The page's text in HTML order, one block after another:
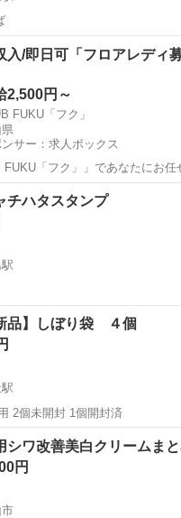
道駅 家庭用品
入/即日可「フロアレディ
2,500円～
FUKU「フク」
ンサー：求人ボックス
FUKU「フク」」であなたにお
笑顔でご挨拶 簡単なお酒を作っ
後もにっこり笑ってお送り 難し
者さん...
チハタスタンプ
島駅 その他 シャチハタ
品】しぼり袋 ４個
しぼり袋 新品未使用 2個未開封 1個開封済
社駅 調理器具
シワ改善美白クリームま
円
市